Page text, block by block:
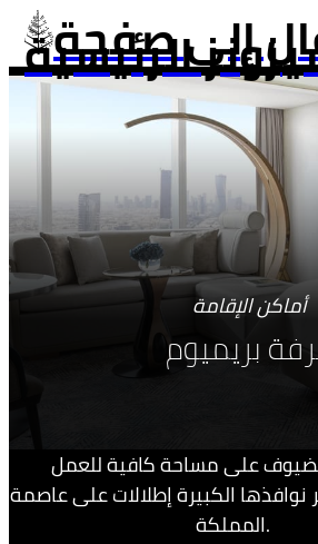
إلى صفحة
الرئيسية
أماكن الإقامة
بريميوم
على مساحة كافية للعمل
نوافذها الكبيرة إطلالات على عاصمة
المملكة.